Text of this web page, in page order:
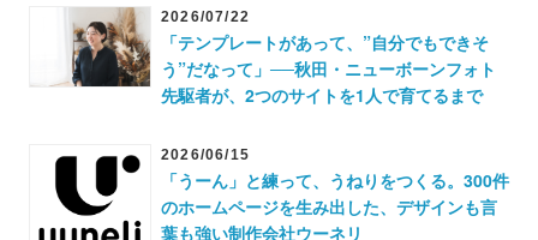
2026/07/22
「テンプレートがあって、”自分でもできそ
う”だなって」──秋田・ニューボーンフォト
先駆者が、2つのサイトを1人で育てるまで
2026/06/15
「うーん」と練って、うねりをつくる。300件
のホームページを生み出した、デザインも言
葉も強い制作会社ウーネリ